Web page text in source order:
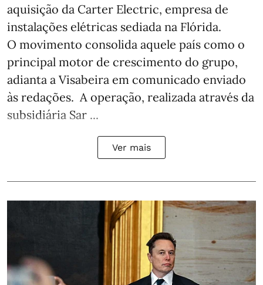
aquisição da Carter Electric, empresa de
instalações elétricas sediada na Flórida.
O movimento consolida aquele país como o
principal motor de crescimento do grupo,
adianta a Visabeira em comunicado enviado
às redações. A operação, realizada através da
subsidiária Sar ...
Ver mais